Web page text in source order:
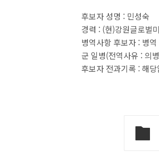
후보자 성명 : 민성숙
경력 : (현)강원글로벌
병역사항 후보자 : 병
군 일병(전역사유 : 의
후보자 전과기록 : 해당